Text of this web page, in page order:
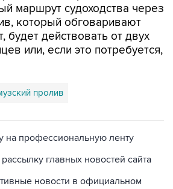
будет действовать от двух
или, если это потребуется,
главных новостей сайта
новости в официальном